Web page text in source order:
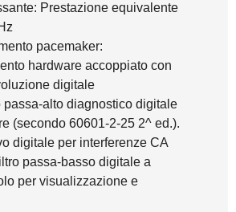
Prestazione equivalente
pacemaker:
hardware accoppiato con
digitale
passa-alto diagnostico digitale
(secondo 60601-2-25 2^ ed.).
digitale per interferenze CA
passa-basso digitale a
per visualizzazione e